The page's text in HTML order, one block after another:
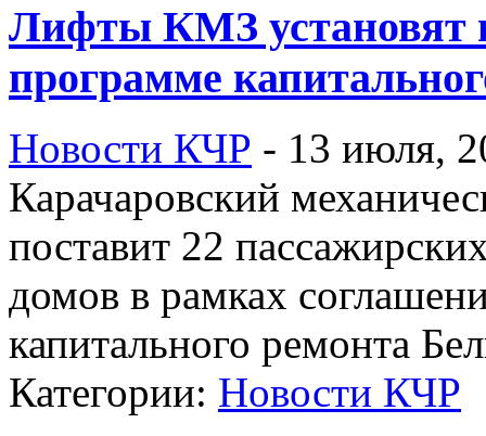
Лифты КМЗ установят
программе
Новости КЧР - 13 июля,
Карачаровский
поставит 22
домов в рамках
капитального ремонта
Категории: Новости КЧР